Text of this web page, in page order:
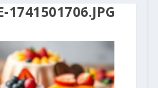
1741501706.JPG